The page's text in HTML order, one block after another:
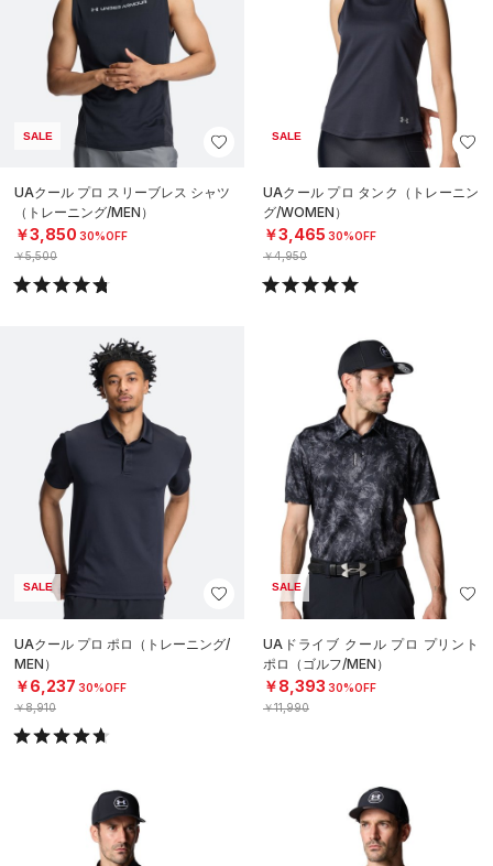
SALE
UAクール プロ スリーブレス シャツ
（トレーニング/MEN）
￥3,850 30%OFF
￥5,500
SALE
UAクール プロ タンク（トレーニン
グ/WOMEN）
￥3,465 30%OFF
￥4,950
SALE
UAクール プロ ポロ（トレーニング/
MEN）
￥6,237 30%OFF
￥8,910
SALE
UAドライブ クール プロ プリント
ポロ（ゴルフ/MEN）
￥8,393 30%OFF
￥11,990